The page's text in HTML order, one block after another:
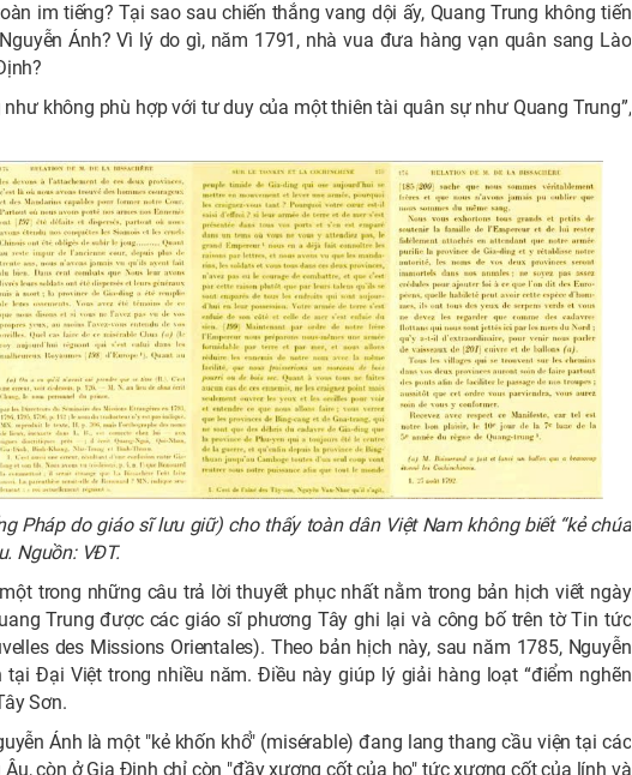
im tiếng? Tại sao sau chiến thắng vang dội ấy, Quang Trung không tiến
Ánh? Vì lý do gì, năm 1791, nhà vua đưa hàng vạn quân sang Lào
không phù hợp với tư duy của một thiên tài quân sự như Quang Trung”,
Pháp do giáo sĩ lưu giữ) cho thấy toàn dân Việt Nam không biết “kẻ chúa
Nguồn: VĐT.
trong những câu trả lời thuyết phục nhất nằm trong bản hịch viết ngày
Trung được các giáo sĩ phương Tây ghi lại và công bố trên tờ Tin tức
des Missions Orientales). Theo bản hịch này, sau năm 1785, Nguyễn
tại Đại Việt trong nhiều năm. Điều này giúp lý giải hàng loạt “điểm nghẽn
Sơn.
Ánh là một "kẻ khốn khổ" (misérable) đang lang thang cầu viện tại các
còn ở Gia Định chỉ còn "đầy xương cốt của họ" tức xương cốt của lính và